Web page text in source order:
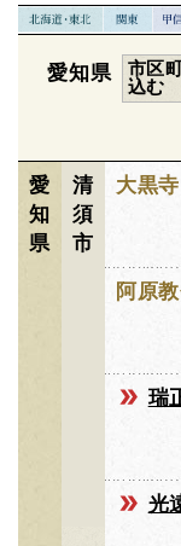
愛知県
市区
込む
愛
知
県
清
須
市
大黒寺
阿原
瑞
光